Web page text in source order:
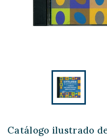
Catálogo ilustrado